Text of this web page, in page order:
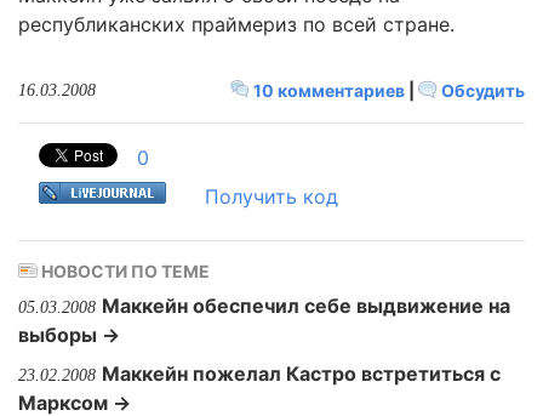
республиканских праймериз по всей стране.
10 комментариев Обсудить
16.03.2008
0
Получить код
НОВОСТИ ПО ТЕМЕ
05.03.2008 Маккейн обеспечил себе выдвижение на
выборы →
23.02.2008 Маккейн пожелал Кастро встретиться с
Марксом →